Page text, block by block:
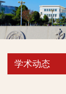
学术动态